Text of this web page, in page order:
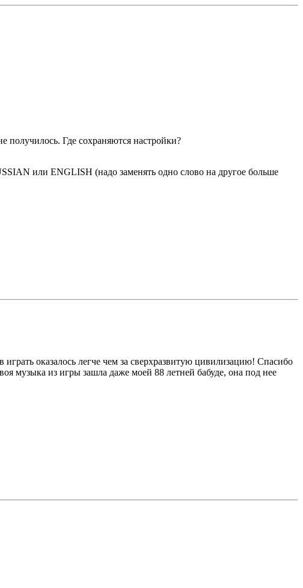
получилось. Где сохраняются настройки?
или ENGLISH (надо заменять одно слово на другое больше
оказалось легче чем за сверхразвитую цивилизацию! Спасибо
музыка из игры зашла даже моей 88 летней бабуде, она под нее